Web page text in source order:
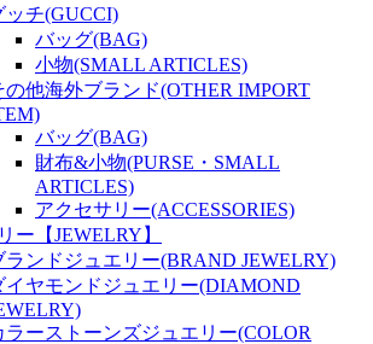
ッチ(GUCCI)
バッグ(BAG)
小物(SMALL ARTICLES)
の他海外ブランド(OTHER IMPORT
バッグ(BAG)
財布&小物(PURSE・SMALL
ARTICLES)
アクセサリー(ACCESSORIES)
ー【JEWELRY】
ランドジュエリー(BRAND JEWELRY)
イヤモンドジュエリー(DIAMOND
ラーストーンズジュエリー(COLOR